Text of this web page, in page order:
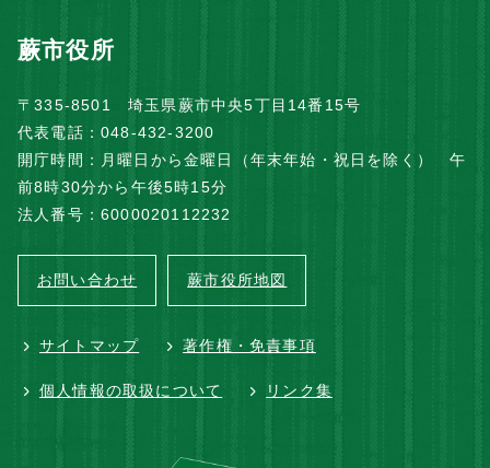
蕨市役所
〒335-8501 埼玉県蕨市中央5丁目14番15号
代表電話：048-432-3200
開庁時間：月曜日から金曜日（年末年始・祝日を除く） 午
前8時30分から午後5時15分
法人番号：6000020112232
お問い合わせ 蕨市役所地図
サイトマップ 著作権・免責事項
個人情報の取扱について リンク集